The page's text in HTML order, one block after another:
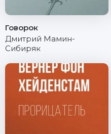
Говорок
Дмитрий Мамин-
Сибиряк